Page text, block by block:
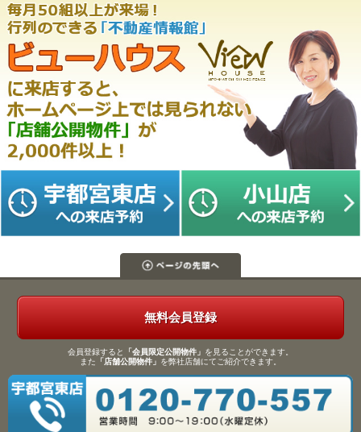
無料会員登録
会員登録すると 「会員限定公開物件」 を見ることができます。
また 「店舗公開物件」 を弊社店舗にてご紹介できます。